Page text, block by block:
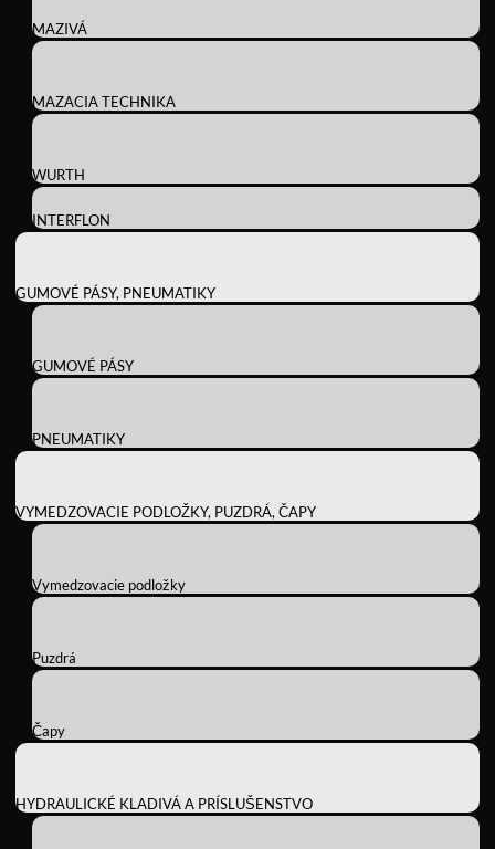
MAZIVÁ
MAZACIA TECHNIKA
WURTH
INTERFLON
GUMOVÉ PÁSY, PNEUMATIKY
GUMOVÉ PÁSY
PNEUMATIKY
VYMEDZOVACIE PODLOŽKY, PUZDRÁ, ČAPY
Vymedzovacie podložky
Puzdrá
Čapy
HYDRAULICKÉ KLADIVÁ A PRÍSLUŠENSTVO